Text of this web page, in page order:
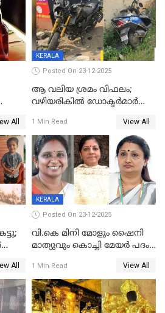
അതൃപ്തിയുമായി ദീപ്തി മേരി
വർഗീസ്
All
KERALA
Posted On 23-12-2025
ആ വലിയ ശ്രമം വിഫലം;
വഴിയരികില്‍ ‌ഡോക്ടര്‍മാര്‍
മരണത്തിന് കീഴടങ്ങി
1 Min Read View All
All
KERALA
Posted On 23-12-2025
വി.കെ മിനി മോളും ഷൈനി
മാത്യുവും കൊച്ചി മേയർ പദം
മേയറാകില്ല
1 Min Read View All